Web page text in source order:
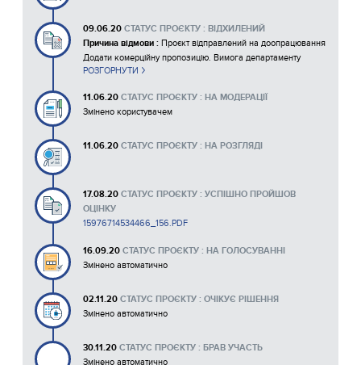
09.06.20 СТАТУС ПРОЄКТУ : ВІДХИЛЕНИЙ
Причина відмови : Проєкт відправлений на доопрацювання
Додати комерційну пропозицію. Вимога департаменту
гуманітарної політики ДМР
РОЗГОРНУТИ
11.06.20 СТАТУС ПРОЄКТУ : НА МОДЕРАЦІЇ
Змінено користувачем
11.06.20 СТАТУС ПРОЄКТУ : НА РОЗГЛЯДІ
17.08.20 СТАТУС ПРОЄКТУ : УСПІШНО ПРОЙШОВ
ОЦІНКУ
15976714534466_156.PDF
16.09.20 СТАТУС ПРОЄКТУ : НА ГОЛОСУВАННІ
Змінено автоматично
02.11.20 СТАТУС ПРОЄКТУ : ОЧІКУЄ РІШЕННЯ
Змінено автоматично
30.11.20 СТАТУС ПРОЄКТУ : БРАВ УЧАСТЬ
Змінено автоматично